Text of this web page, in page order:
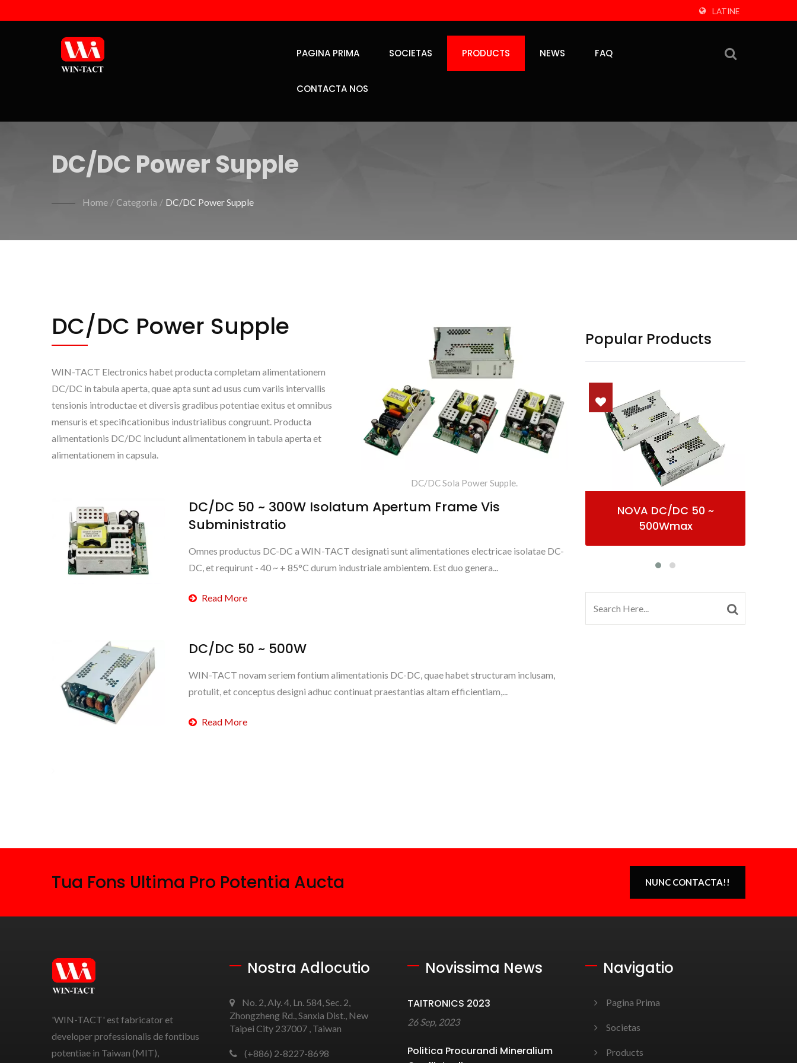
LATINE
PAGINA PRIMA SOCIETAS PRODUCTS NEWS FAQ
CONTACTA NOS
DC/DC Power Supple
Home / Categoria / DC/DC Power Supple
DC/DC Sola Power Supple.
DC/DC Power Supple
WIN-TACT Electronics habet producta completam alimentationem
DC/DC in tabula aperta, quae apta sunt ad usus cum variis intervallis
tensionis introductae et diversis gradibus potentiae exitus et omnibus
mensuris et specificationibus industrialibus congruunt. Producta
alimentationis DC/DC includunt alimentationem in tabula aperta et
alimentationem in capsula.
DC/DC 50 ~ 300W Isolatum Apertum Frame Vis
Subministratio
Omnes productus DC-DC a WIN-TACT designati sunt alimentationes electricae isolatae DC-
DC, et requirunt - 40 ~ + 85°C durum industriale ambientem. Est duo genera...
Read More
DC/DC 50 ~ 500W
WIN-TACT novam seriem fontium alimentationis DC-DC, quae habet structuram inclusam,
protulit, et conceptus designi adhuc continuat praestantias altam efficientiam,...
Read More
Popular Products
NOVA DC/DC 50 ~
500Wmax
AC/DC Potentia Clausa
NOVA DC/DC 50 ~
500Wmax
Tua Fons Ultima Pro Potentia Aucta NUNC CONTACTA!!
'WIN-TACT' est fabricator et
developer professionalis de fontibus
potentiae in Taiwan (MIT),
Nostra Adlocutio
No. 2, Aly. 4, Ln. 584, Sec. 2,
Zhongzheng Rd., Sanxia Dist., New
Taipei City 237007 , Taiwan
(+886) 2-8227-8698
Novissima News
TAITRONICS 2023
26 Sep, 2023
Politica Procurandi Mineralium
Navigatio
Pagina Prima
Societas
Products